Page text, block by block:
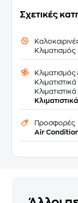
Σχετικές
Κλιματισμός
Προσφορές
Air